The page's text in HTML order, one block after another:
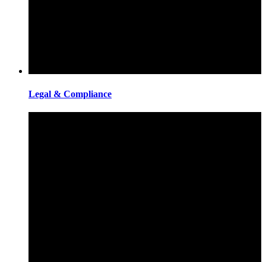
Legal & Compliance